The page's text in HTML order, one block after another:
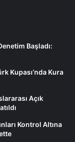
Başladı:
Kupası’nda Kura
Açık
Kontrol Altına